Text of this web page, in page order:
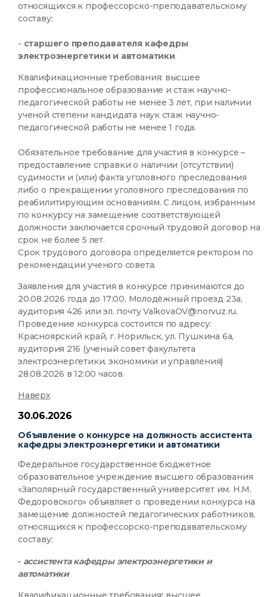
относящихся к профессорско-преподавательскому
составу:
- старшего преподавателя кафедры
электроэнергетики и автоматики
Квалификационные требования: высшее
профессиональное образование и стаж научно-
педагогической работы не менее 3 лет, при наличии
ученой степени кандидата наук стаж научно-
педагогической работы не менее 1 года.
Обязательное требование для участия в конкурсе –
предоставление справки о наличии (отсутствии)
судимости и (или) факта уголовного преследования
либо о прекращении уголовного преследования по
реабилитирующим основаниям. С лицом, избранным
по конкурсу на замещение соответствующей
должности заключается срочный трудовой договор на
срок не более 5 лет.
Срок трудового договора определяется ректором по
рекомендации ученого совета.
Заявления для участия в конкурсе принимаются до
20.08.2026 года до 17:00, Молодёжный проезд 23а,
аудитория 426 или эл. почту ValkovaOV@norvuz.ru.
Проведение конкурса состоится по адресу:
Красноярский край, г. Норильск, ул. Пушкина 6а,
аудитория 216 (ученый совет факультета
электроэнергетики, экономики и управления)
28.08.2026 в 12:00 часов.
Наверх
30.06.2026
Объявление о конкурсе на должность ассистента
кафедры электроэнергетики и автоматики
Федеральное государственное бюджетное
образовательное учреждение высшего образования
«Заполярный государственный университет им. Н.М.
Федоровского» объявляет о проведении конкурса на
замещение должностей педагогических работников,
относящихся к профессорско-преподавательскому
составу:
- ассистента кафедры электроэнергетики и
автоматики